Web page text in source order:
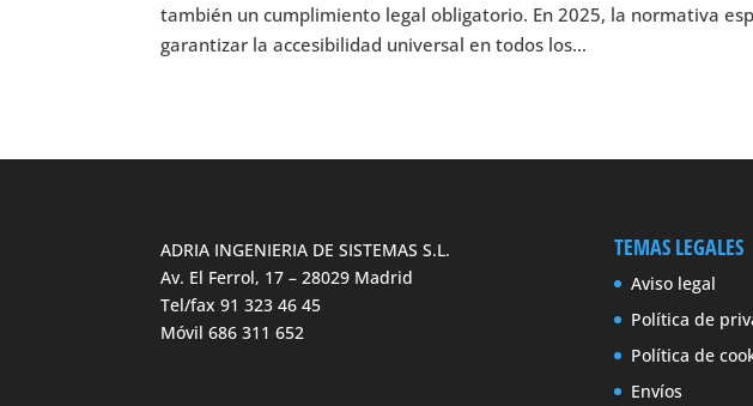
también un cumplimiento legal obligatorio. En 2025, la normativa
garantizar la accesibilidad universal en todos los...
ADRIA INGENIERIA DE SISTEMAS S.L.
Av. El Ferrol, 17 – 28029 Madrid
Tel/fax 91 323 46 45
Móvil 686 311 652
TEMAS LEGALES
Aviso legal
Política de
Política de
Envíos